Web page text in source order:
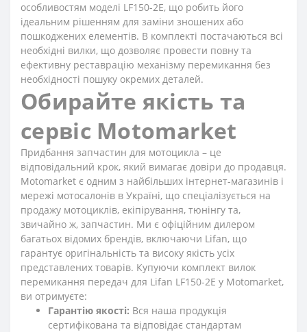
особливостям моделі LF150-2E, що робить його
ідеальним рішенням для заміни зношених або
пошкоджених елементів. В комплекті постачаються всі
необхідні вилки, що дозволяє провести повну та
ефективну реставрацію механізму перемикання без
необхідності пошуку окремих деталей.
Обирайте якість та
сервіс Motomarket
Придбання запчастин для мотоцикла – це
відповідальний крок, який вимагає довіри до продавця.
Motomarket є одним з найбільших інтернет-магазинів і
мережі мотосалонів в Україні, що спеціалізується на
продажу мотоциклів, екіпірування, тюнінгу та,
звичайно ж, запчастин. Ми є офіційним дилером
багатьох відомих брендів, включаючи Lifan, що
гарантує оригінальність та високу якість усіх
представлених товарів. Купуючи комплект вилок
перемикання передач для Lifan LF150-2E у Motomarket,
ви отримуєте:
Гарантію якості: Вся наша продукція
сертифікована та відповідає стандартам